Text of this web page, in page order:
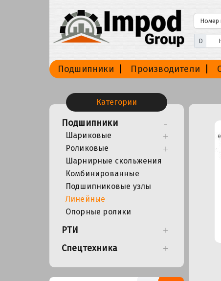
D
Подшипники Производители
Категории
Подшипники
Шариковые
Роликовые
Шарнирные скольжения
Комбинированные
Подшипниковые узлы
Линейные
Опорные ролики
РТИ
Спецтехника